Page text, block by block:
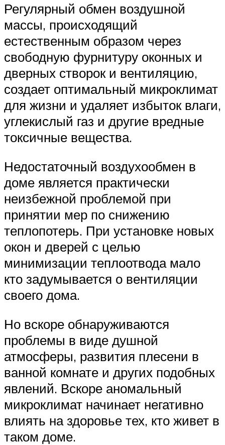
Регулярный обмен воздушной
массы, происходящий
естественным образом через
свободную фурнитуру оконных и
дверных створок и вентиляцию,
создает оптимальный микроклимат
для жизни и удаляет избыток влаги,
углекислый газ и другие вредные
токсичные вещества.
Недостаточный воздухообмен в
доме является практически
неизбежной проблемой при
принятии мер по снижению
теплопотерь. При установке новых
окон и дверей с целью
минимизации теплоотвода мало
кто задумывается о вентиляции
своего дома.
Но вскоре обнаруживаются
проблемы в виде душной
атмосферы, развития плесени в
ванной комнате и других подобных
явлений. Вскоре аномальный
микроклимат начинает негативно
влиять на здоровье тех, кто живет в
таком доме.